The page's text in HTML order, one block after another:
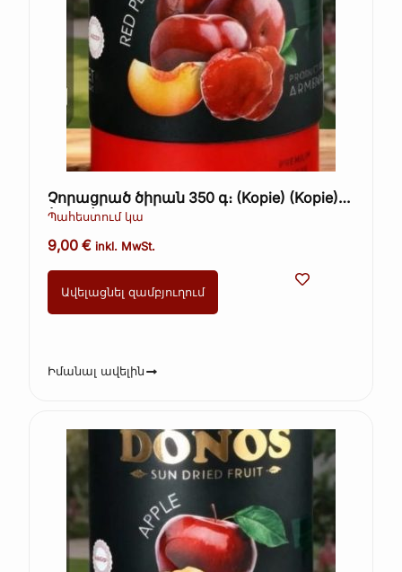
Չորացրած ծիրան 350 գ։ (Kopie) (Kopie)
(Kopie)
Պահեստում կա
9,00€ inkl. MwSt.
Ավելացնել զամբյուղում
Իմանալ ավելին